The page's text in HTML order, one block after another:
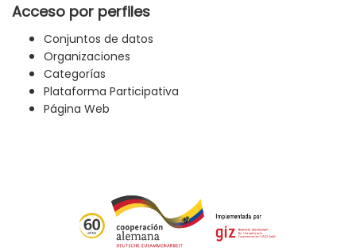
Acceso por perfiles
Conjuntos de datos
Organizaciones
Categorías
Plataforma Participativa
Página Web